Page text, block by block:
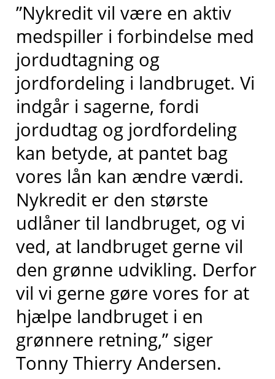
”Nykredit vil være en aktiv
medspiller i forbindelse med
jordudtagning og
jordfordeling i landbruget. Vi
indgår i sagerne, fordi
jordudtag og jordfordeling
kan betyde, at pantet bag
vores lån kan ændre værdi.
Nykredit er den største
udlåner til landbruget, og vi
ved, at landbruget gerne vil
den grønne udvikling. Derfor
vil vi gerne gøre vores for at
hjælpe landbruget i en
grønnere retning,” siger
Tonny Thierry Andersen.